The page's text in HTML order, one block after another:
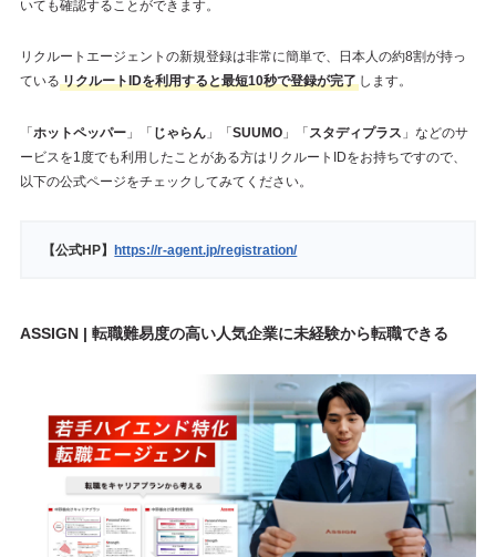
いても確認することができます。
リクルートエージェントの新規登録は非常に簡単で、日本人の約8割が持っ
ている リクルートIDを利用すると最短10秒で登録が完了します。
「ホットペッパー」「 じゃらん」「SUUMO」「 スタディプラス 」などのサ
ービスを1度でも利用したことがある方はリクルートIDをお持ちですので、
以下の公式ページをチェックしてみてください。
【公式HP】https://r-agent.jp/registration/
ASSIGN | 転職難易度の高い人気企業に未経験から転職できる